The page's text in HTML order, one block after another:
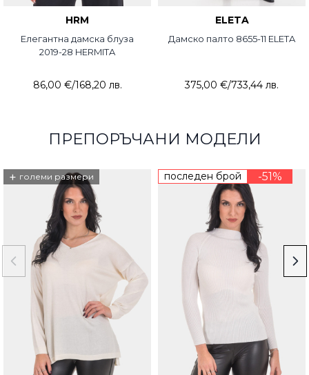
HRM
Елегантна дамска блуза
2019-28 HERMITA
86,00 €/168,20 лв.
ELETA
Дамско палто 8655-11 ELETA
375,00 €/733,44 лв.
ПРЕПОРЪЧАНИ МОДЕЛИ
+ големи размери последен брой -51%